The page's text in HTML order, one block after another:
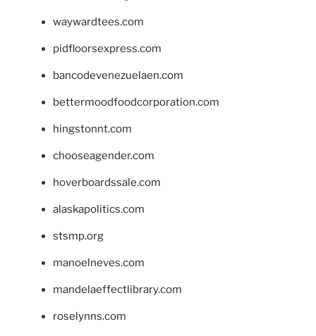
waywardtees.com
pidfloorsexpress.com
bancodevenezuelaen.com
bettermoodfoodcorporation.com
hingstonnt.com
chooseagender.com
hoverboardssale.com
alaskapolitics.com
stsmp.org
manoelneves.com
mandelaeffectlibrary.com
roselynns.com